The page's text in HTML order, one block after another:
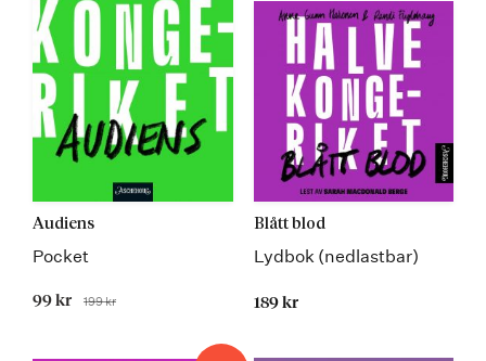
Audiens
Pocket
Tilbudspris
99 kr Før
199 kr
Blått blod
Lydbok (nedlastbar)
189 kr